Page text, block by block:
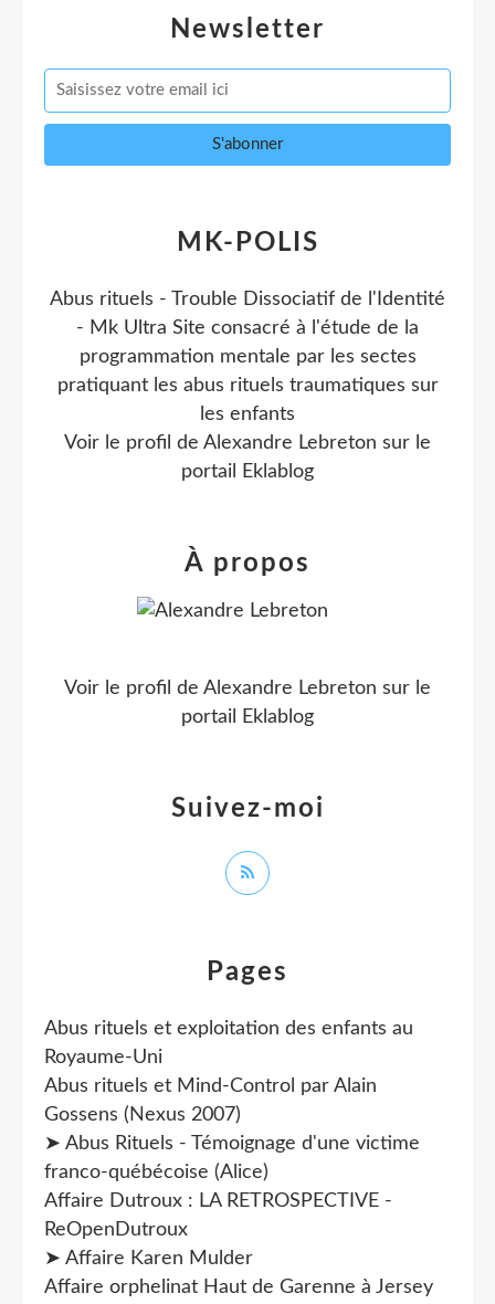
Newsletter
Pages
Abus rituels et exploitation des enfants au
Royaume-Uni
Abus rituels et Mind-Control par Alain
Gossens (Nexus 2007)
➤ Abus Rituels - Témoignage d'une victime
franco-québécoise (Alice)
Affaire Dutroux : LA RETROSPECTIVE -
ReOpenDutroux
➤ Affaire Karen Mulder
Affaire orphelinat Haut de Garenne à Jersey
MK-POLIS
Abus rituels - Trouble Dissociatif de l'Identité
- Mk Ultra Site consacré à l'étude de la
programmation mentale par les sectes
pratiquant les abus rituels traumatiques sur
les enfants
Voir le profil de Alexandre Lebreton sur le
portail Eklablog
Suivez-moi
À propos
Voir le profil de Alexandre Lebreton sur le
portail Eklablog